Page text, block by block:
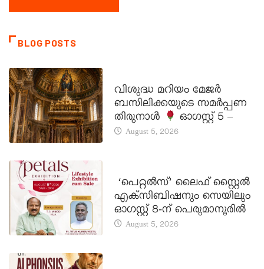
BLOG POSTS
വിശുദ്ധ മറിയം മേജർ
ബസിലിക്കയുടെ സമർപ്പണ
തിരുനാൾ
ഓഗസ്റ്റ് 5 –
August 5, 2026
‘പെറ്റൽസ്’ ലൈഫ് സ്റ്റൈൽ
എക്സിബിഷനും സെയിലും
ഓഗസ്റ്റ് 8-ന് പെരുമാനൂരിൽ
August 5, 2026